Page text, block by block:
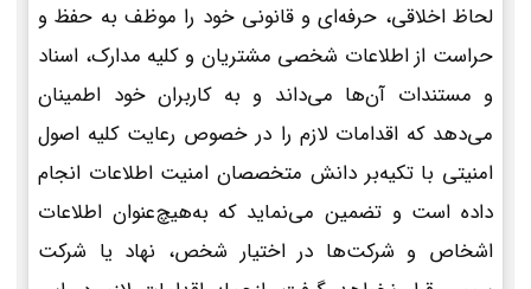
لحاظ اخلاقی، حرفه‌ای و قانونی خود را موظف به حفظ و
حراست از اطلاعات شخصی مشتریان و کلیه مدارک، اسناد
و مستندات آن‌ها می‌داند و به کاربران خود اطمینان
می‌دهد که اقدامات لازم را در خصوص رعایت کلیه اصول
امنیتی با تکیه‌بر دانش متخصصان امنیت اطلاعات انجام
داده است و تضمین می‌نماید که به‌هیچ‌عنوان اطلاعات
اشخاص و شرکت‌ها در اختیار شخص، نهاد یا شرکت